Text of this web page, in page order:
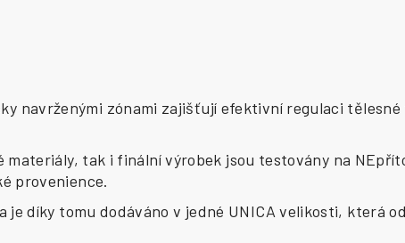
navrženými zónami zajišťují efektivní regulaci
tak i finální výrobek jsou testovány na
provenience.
díky tomu dodáváno v jedné UNICA velikosti, která